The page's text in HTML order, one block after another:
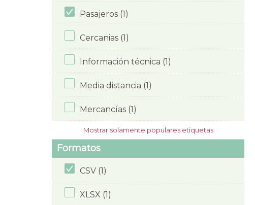
Pasajeros (1)
Cercanias (1)
Información técnica (1)
Media distancia (1)
Mercancías (1)
Mostrar solamente populares etiquetas
Formatos
CSV (1)
XLSX (1)